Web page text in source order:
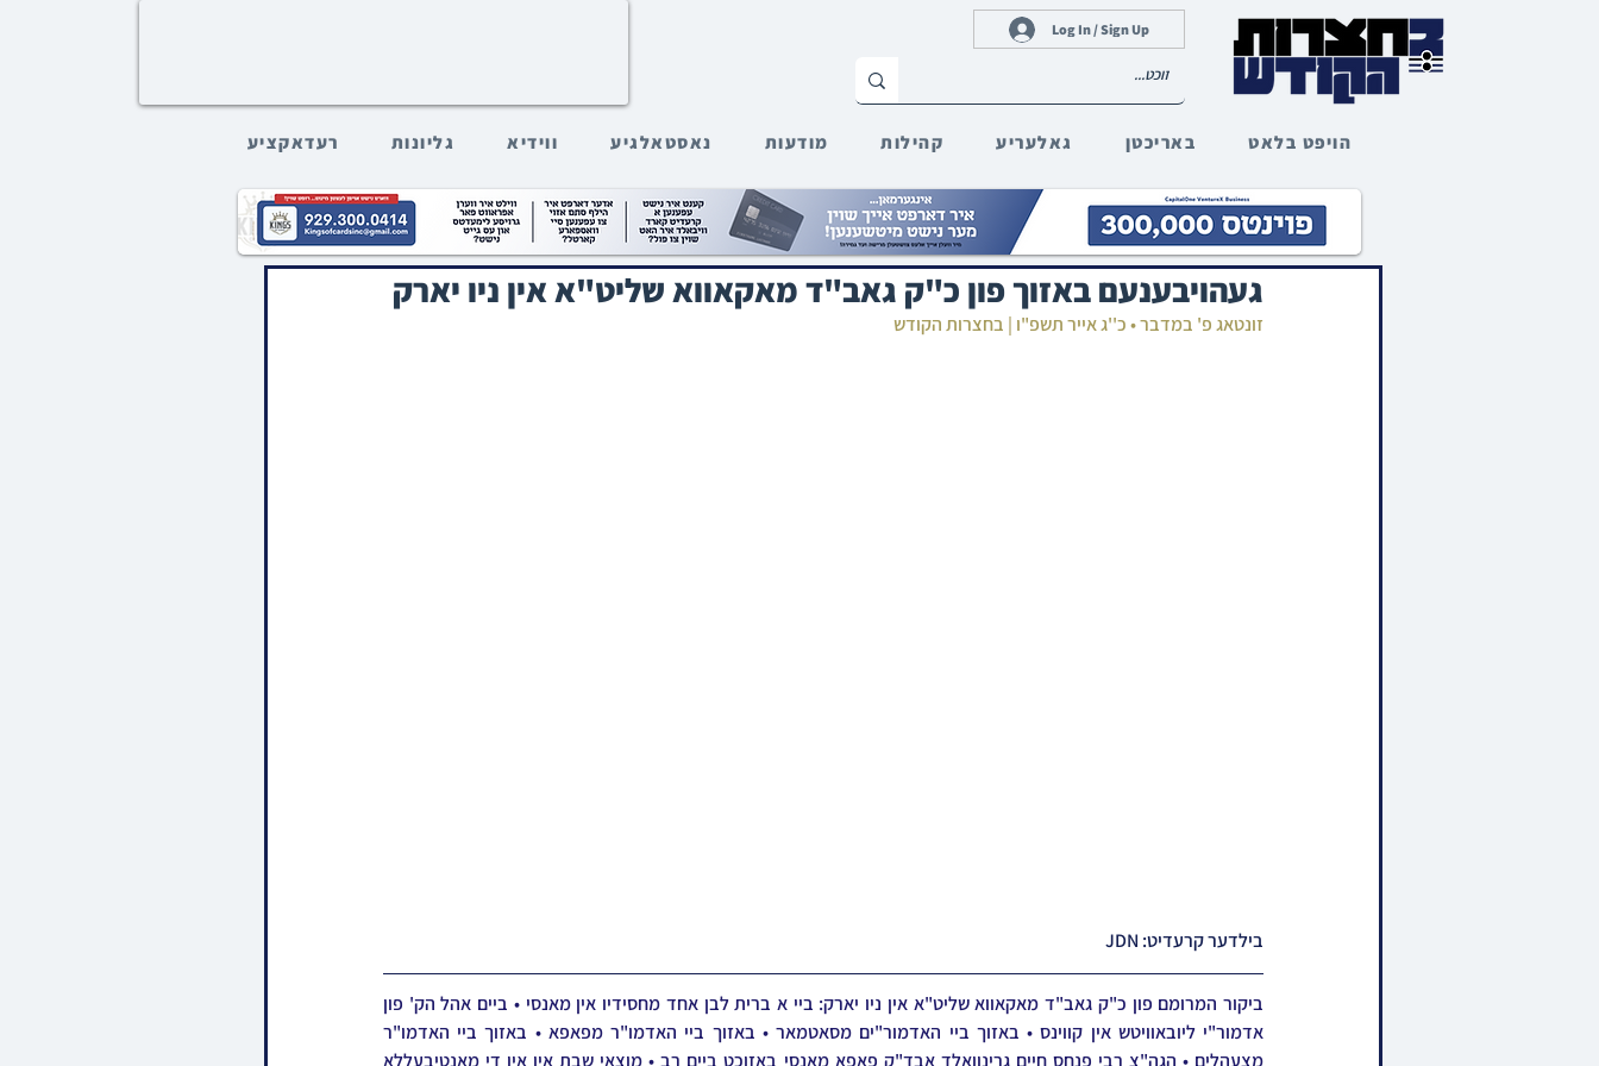
הויפט בלאט באריכטן גאלעריע קהילות מודעות נאסטאלגיע ווידיא גליונות רעדאקציע
Log In / Sign Up
געהויבענעם באזוך פון כ"ק גאב"ד מאקאווא שליט"א אין ניו יארק
זונטאג פ' במדבר • כ''ג אייר תשפ"ו | בחצרות הקודש
בילדער קרעדיט: JDN